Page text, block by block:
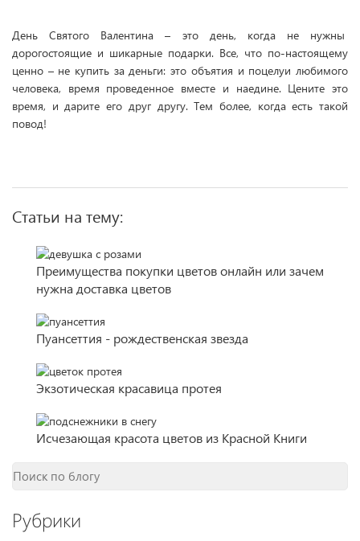
День Cвятого Валентина – это день, когда не нужны
дорогостоящие и шикарные подарки. Все, что по-настоящему
ценно – не купить за деньги: это объятия и поцелуи любимого
человека, время проведенное вместе и наедине. Цените это
время, и дарите его друг другу. Тем более, когда есть такой
повод!
Статьи на тему:
Преимущества покупки цветов онлайн или зачем
нужна доставка цветов
Пуансеттия - рождественская звезда
Экзотическая красавица протея
Исчезающая красота цветов из Красной Книги
Рубрики